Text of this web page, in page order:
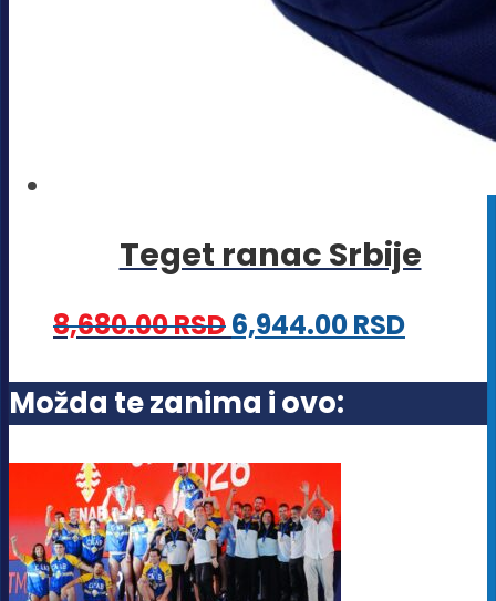
Teget ranac Srbije
8,680.00RSD6,944.00RSD
Možda te zanima i ovo: